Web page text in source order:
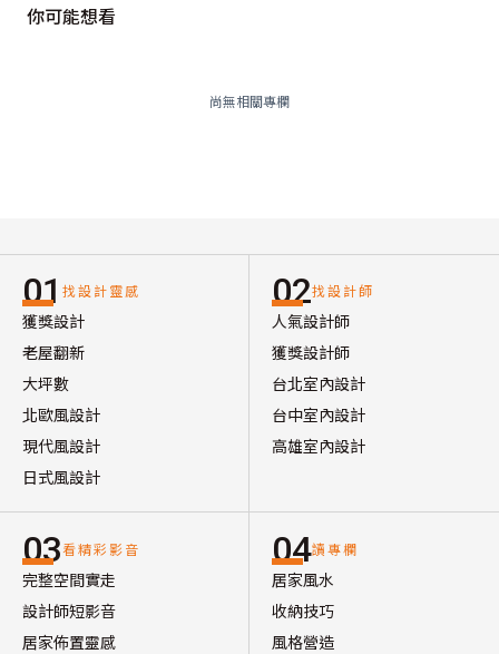
你可能想看
尚無相關專欄
01 找設計靈感
獲獎設計
老屋翻新
大坪數
北歐風設計
現代風設計
日式風設計
02找設計師
人氣設計師
獲獎設計師
台北室內設計
台中室內設計
高雄室內設計
03看精彩影音
完整空間實走
設計師短影音
居家佈置靈感
04讀專欄
居家風水
收納技巧
風格營造